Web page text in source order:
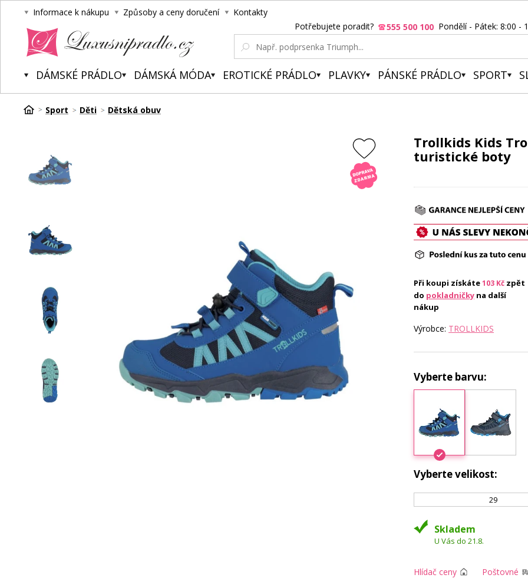
Informace k nákupu Způsoby a ceny doručení Kontakty
Potřebujete poradit? 555 500 100 Pondělí - Pátek: 8:00 -
DÁMSKÉ PRÁDLO DÁMSKÁ MÓDA EROTICKÉ PRÁDLO PLAVKY PÁNSKÉ PRÁDLO SPORT
Sport Děti Dětská obuv
Trollkids Kids
turistické boty
Při koupi získáte103 Kč zpět
do pokladničky na další
nákup
Výrobce: TROLLKIDS
Vyberte barvu:
Vyberte velikost:
29
Skladem
U Vás do 21.8.
Hlídač ceny Poštovné